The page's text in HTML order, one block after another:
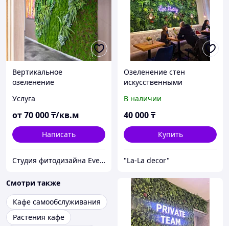
Вертикальное
озеленение
растениями
Услуга
от70 000₸/кв.м
Написать
Студия фитодизайна EverGreen
Озеленение стен
искусственными
В наличии
40 000₸
Купить
"La-La decor"
Смотри также
Кафе самообслуживания
Растения кафе